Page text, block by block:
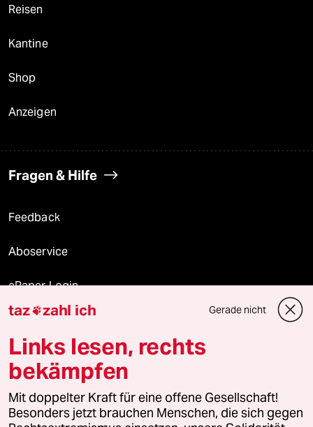
Reisen
Kantine
Shop
Anzeigen
Fragen & Hilfe
Feedback
Aboservice
ePaper Login
Downloads für Abonnierende
© 2026 taz Verlags und Vertriebs GmbH
Alle Rechte vorbehalten. Bei rechtlichen Fragen oder für Genehmigungen
wenden Sie sich bitte an lizenzen@taz.de
taz zahl ich Gerade nicht
Links lesen, rechts
bekämpfen
Mit doppelter Kraft für eine offene Gesellschaft!
Besonders jetzt brauchen Menschen, die sich gegen